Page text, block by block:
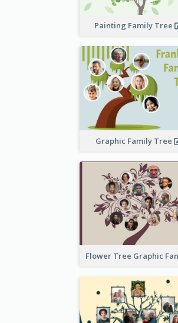
Painting Family Tree
Graphic Family Tree